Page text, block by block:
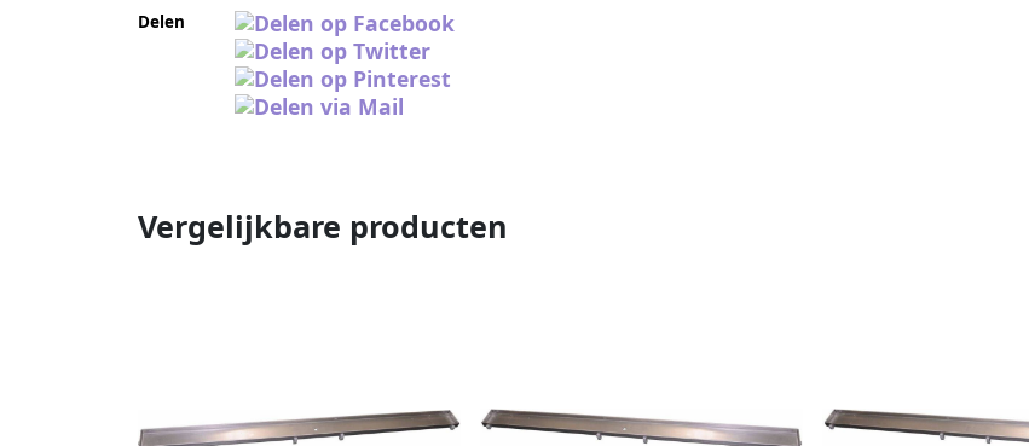
Delen
Vergelijkbare producten